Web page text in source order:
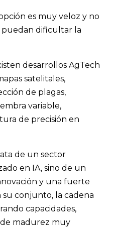
es muy veloz y no
puedan dificultar la
desarrollos AgTech
satelitales,
de plagas,
variable,
de precisión en
de un sector
en IA, sino de un
y una fuerte
conjunto, la cadena
capacidades,
de madurez muy